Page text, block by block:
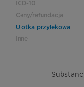
ICD-10
Ceny/refundacja
Ulotka przylekowa
Inne